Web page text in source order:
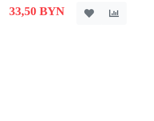
33,50 BYN